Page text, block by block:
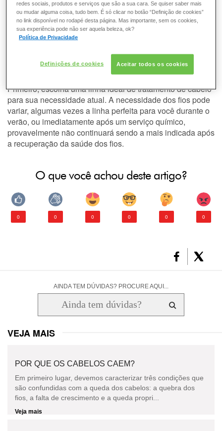
COLORAÇÃO
DESODORANTE
CONSULTORIA DE PRODUTOS GARNIER
Como posso ter certeza de que
esses produtos não vão deixar
meus cabelos com aspecto
pesado?
Primeiro, escolha uma linha ideal de tratamento de cabelo
para sua necessidade atual. A necessidade dos fios pode
variar, algumas vezes a linha perfeita para você durante o
verão, ou imediatamente após um serviço químico,
provavelmente não continuará sendo a mais indicada após
a recuperação da saúde dos fios.
O que você achou deste artigo?
0 0 0 0 0 0
AINDA TEM DÚVIDAS? PROCURE AQUI...
VEJA MAIS
POR QUE OS CABELOS CAEM?
Em primeiro lugar, devemos caracterizar três condições que
são confundidas com a queda dos cabelos: a quebra dos
fios, a falta de crescimento e a queda propri...
Veja mais
redes sociais, produtos e serviços que são a sua cara. Se quiser saber mais
ou mudar alguma coisa, tudo bem. É só clicar no botão “Definição de cookies”
no link disponível no rodapé desta página. Mas importante, sem os cookies,
sua experiência pode não ser aquela beleza, ok?
Política de Privacidade
Definições de cookies Aceitar todos os cookies